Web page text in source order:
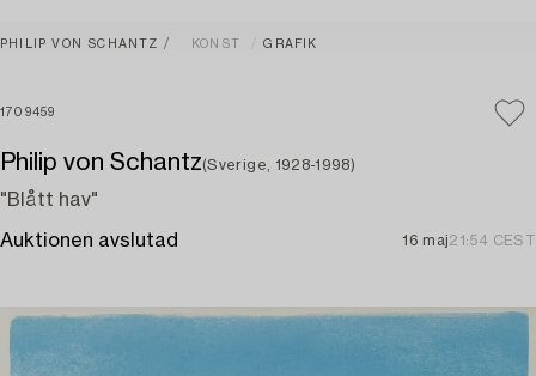
PHILIP VON SCHANTZ KONST GRAFIK
1709459
Philip von Schantz(Sverige, 1928-1998)
"Blått hav"
Auktionen avslutad 16 maj21:54 CEST